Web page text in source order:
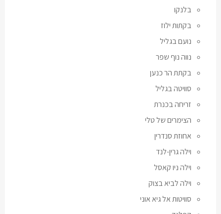
בלנקו
בקתות ילוז
נועם בגליל
נווה נוף שפר
בקתת הר כנען
סוויטה בגליל
זריחה בכנרת
הצימרים של טלי
אחוזת סנדרין
וילה גרין-לנד
וילה ניו קאסל
וילה לביא בצוק
סוויטות אל גיא אוני